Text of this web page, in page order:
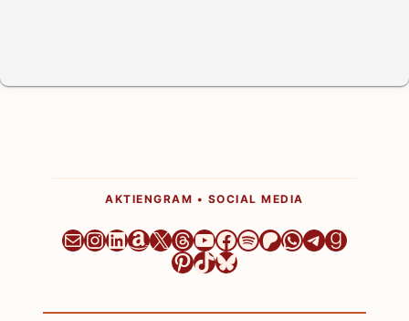
AKTIENGRAM • SOCIAL MEDIA
Newsletter
Instagram
LinkedIn
Amazon
X Threads
YouTube
Facebook
Spotify
Patreon
WhatsApp
Telegram
Pinterest
TikTok
Bluesky